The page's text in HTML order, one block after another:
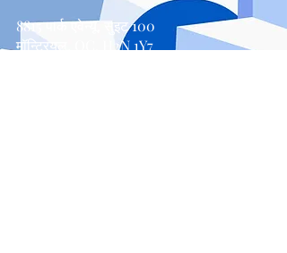
8815 पार्क एवेन्यू, सुइट 100
मॉन्ट्रियल, QC, H2N 1Y7